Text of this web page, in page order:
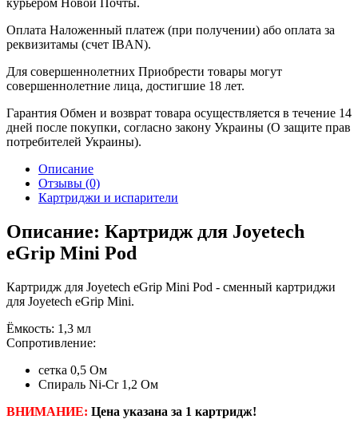
курьером Новой Почты.
Оплата Наложенный платеж (при получении) або оплата за
реквизитамы (счет IBAN).
Для совершеннолетних Приобрести товары могут
совершеннолетние лица, достигшие 18 лет.
Гарантия Обмен и возврат товара осуществляется в течение 14
дней после покупки, согласно закону Украины (О защите прав
потребителей Украины).
Описание
Отзывы (0)
Картриджи и испарители
Описание: Картридж для Joyetech
eGrip Mini Pod
Картридж для Joyetech eGrip Mini Pod - сменный картриджи
для Joyetech eGrip Mini.
Ëмкость: 1,3 мл
Сопротивление:
сетка 0,5 Ом
Спираль Ni-Cr 1,2 Ом
ВНИМАНИЕ: Цена указана за 1 картридж!